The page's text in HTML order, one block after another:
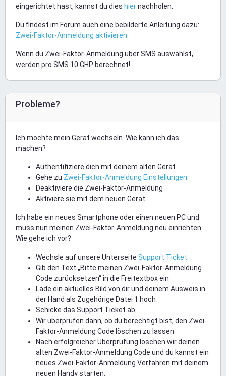
eingerichtet hast, kannst du dies hiernachholen.
Du findest im Forum auch eine bebilderte Anleitung dazu:
Zwei-Faktor-Anmeldung aktivieren
Wenn du Zwei-Faktor-Anmeldung über SMS auswählst,
werden pro SMS 10 GHP berechnet!
Probleme?
Ich möchte mein Gerät wechseln. Wie kann ich das
machen?
Authentifiziere dich mit deinem alten Gerät
Gehe zu Zwei-Faktor-Anmeldung Einstellungen
Deaktiviere die Zwei-Faktor-Anmeldung
Aktiviere sie mit dem neuen Gerät
Ich habe ein neues Smartphone oder einen neuen PC und
muss nun meinen Zwei-Faktor-Anmeldung neu einrichten.
Wie gehe ich vor?
Wechsle auf unsere Unterseite Support Ticket
Gib den Text „Bitte meinen Zwei-Faktor-Anmeldung
Code zurücksetzen“ in die Freitextbox ein
Lade ein aktuelles Bild von dir und deinem Ausweis in
der Hand als Zugehörige Datei 1 hoch
Schicke das Support Ticket ab
Wir überprüfen dann, ob du berechtigt bist, den Zwei-
Faktor-Anmeldung Code löschen zu lassen
Nach erfolgreicher Überprüfung löschen wir deinen
alten Zwei-Faktor-Anmeldung Code und du kannst ein
neues Zwei-Faktor-Anmeldung Verfahren mit deinem
neuen Handy starten.